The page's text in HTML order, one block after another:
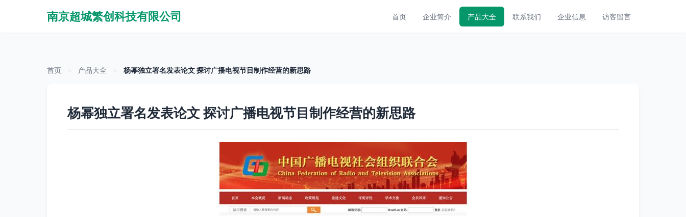
南京超城繁创科技有限公司 首页 企业简介 产品大全 联系我们 企业信息 访客留言
首页 产品大全 杨幂独立署名发表论文 探讨广播电视节目制作经营的新思路
杨幂独立署名发表论文 探讨广播电视节目制作经营的新思路